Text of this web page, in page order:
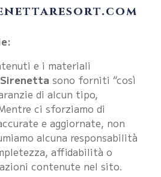
e i materiali
sono forniti “così
di alcun tipo,
ci sforziamo di
e aggiornate, non
alcuna responsabilità
affidabilità o
contenute nel sito.